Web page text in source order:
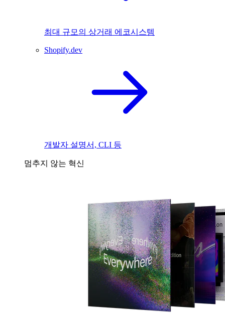
최대 규모의 상거래 에코시스템
Shopify.dev
개발자 설명서, CLI 등
멈추지 않는 혁신